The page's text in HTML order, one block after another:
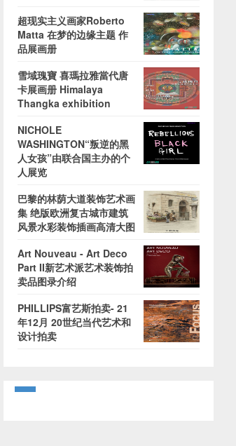
超现实主义画家Roberto
Matta 在梦的边缘主题 作
品展画册
雪域瑰寶 喜瑪拉雅當代唐
卡展画册 Himalaya
Thangka exhibition
NICHOLE
WASHINGTON“叛逆的黑
人女孩”由联合国主办的个
人展览
巴黎的林荫大道装饰艺术画
集 绝版欧洲复古城市建筑
风景水彩装饰插画高清大图
Art Nouveau - Art Deco
Part II新艺术派艺术装饰拍
卖品图录介绍
PHILLIPS富艺斯拍卖- 21
年12月 20世纪当代艺术和
设计拍卖